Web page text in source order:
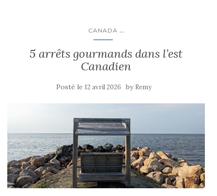
CANADA ...
5 arrêts gourmands dans l’est
Canadien
Posté le 12 avril 2026 by Remy